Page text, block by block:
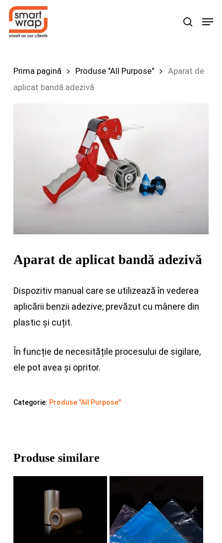
Skip
main
search
Prima pagină Produse "All Purpose"
Aparat de
aplicat bandă adezivă
Aparat de aplicat bandă adezivă
Dispozitiv manual care se utilizează în vederea
aplicării benzii adezive, prevăzut cu mânere din
plastic și cuțit.
În funcție de necesitățile procesului de sigilare,
ele pot avea și opritor.
Categorie: Produse "All Purpose"
Produse similare